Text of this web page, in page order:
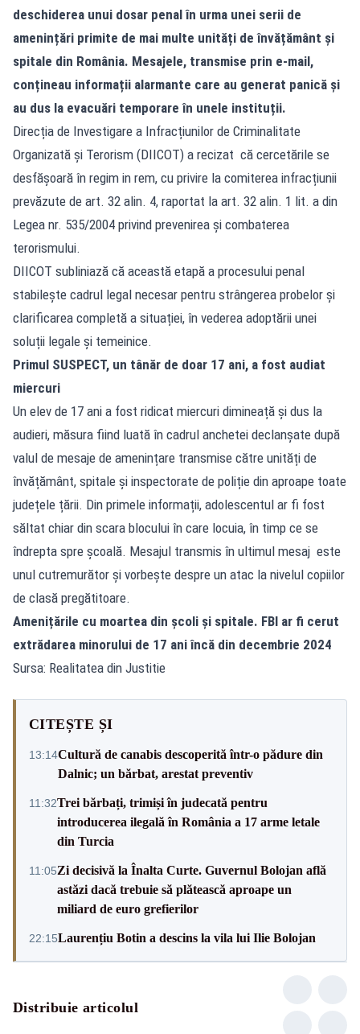
deschiderea unui dosar penal în urma unei serii de
amenințări primite de mai multe unități de învățământ și
spitale din România. Mesajele, transmise prin e-mail,
conțineau informații alarmante care au generat panică și
au dus la evacuări temporare în unele instituții.
Direcția de Investigare a Infracțiunilor de Criminalitate
Organizată și Terorism (DIICOT) a recizat că cercetările se
desfășoară în regim in rem, cu privire la comiterea infracțiunii
prevăzute de art. 32 alin. 4, raportat la art. 32 alin. 1 lit. a din
Legea nr. 535/2004 privind prevenirea și combaterea
terorismului.
DIICOT subliniază că această etapă a procesului penal
stabilește cadrul legal necesar pentru strângerea probelor și
clarificarea completă a situației, în vederea adoptării unei
soluții legale și temeinice.
Primul SUSPECT, un tânăr de doar 17 ani, a fost audiat
miercuri
Un elev de 17 ani a fost ridicat miercuri dimineață și dus la
audieri, măsura fiind luată în cadrul anchetei declanșate după
valul de mesaje de amenințare transmise către unități de
învățământ, spitale și inspectorate de poliție din aproape toate
județele țării. Din primele informații, adolescentul ar fi fost
săltat chiar din scara blocului în care locuia, în timp ce se
îndrepta spre școală. Mesajul transmis în ultimul mesaj este
unul cutremurător și vorbește despre un atac la nivelul copiilor
de clasă pregătitoare.
Amenițările cu moartea din școli și spitale. FBI ar fi cerut
extrădarea minorului de 17 ani încă din decembrie 2024
Sursa: Realitatea din Justitie
CITEȘTE ȘI
13:14Cultură de canabis descoperită într-o pădure din
Dalnic; un bărbat, arestat preventiv
11:32Trei bărbați, trimiși în judecată pentru
introducerea ilegală în România a 17 arme letale
din Turcia
11:05Zi decisivă la Înalta Curte. Guvernul Bolojan află
astăzi dacă trebuie să plătească aproape un
miliard de euro grefierilor
22:15Laurențiu Botin a descins la vila lui Ilie Bolojan
Distribuie articolul